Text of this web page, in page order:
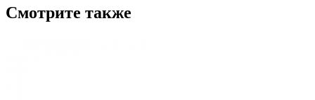
Смотрите также